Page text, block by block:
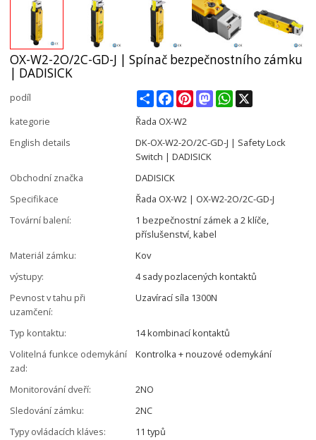
OX-W2-2O/2C-GD-J | Spínač bezpečnostního zámku
| DADISICK
podíl ShareFacebookPinterestMastodonWhatsApp
kategorie
Řada OX-W2
English details
DK-OX-W2-2O/2C-GD-J | Safety Lock
Switch | DADISICK
Obchodní značka
DADISICK
Specifikace
Řada OX-W2 | OX-W2-2O/2C-GD-J
Tovární balení:
1 bezpečnostní zámek a 2 klíče,
příslušenství, kabel
Materiál zámku:
Kov
výstupy:
4 sady pozlacených kontaktů
Pevnost v tahu při
uzamčení:
Uzavírací síla 1300N
Typ kontaktu:
14 kombinací kontaktů
Volitelná funkce odemykání
zad:
Kontrolka + nouzové odemykání
Monitorování dveří:
2NO
Sledování zámku:
2NC
Typy ovládacích kláves:
11 typů